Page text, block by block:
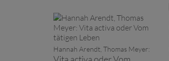
Hannah Arendt, Thomas Meyer: